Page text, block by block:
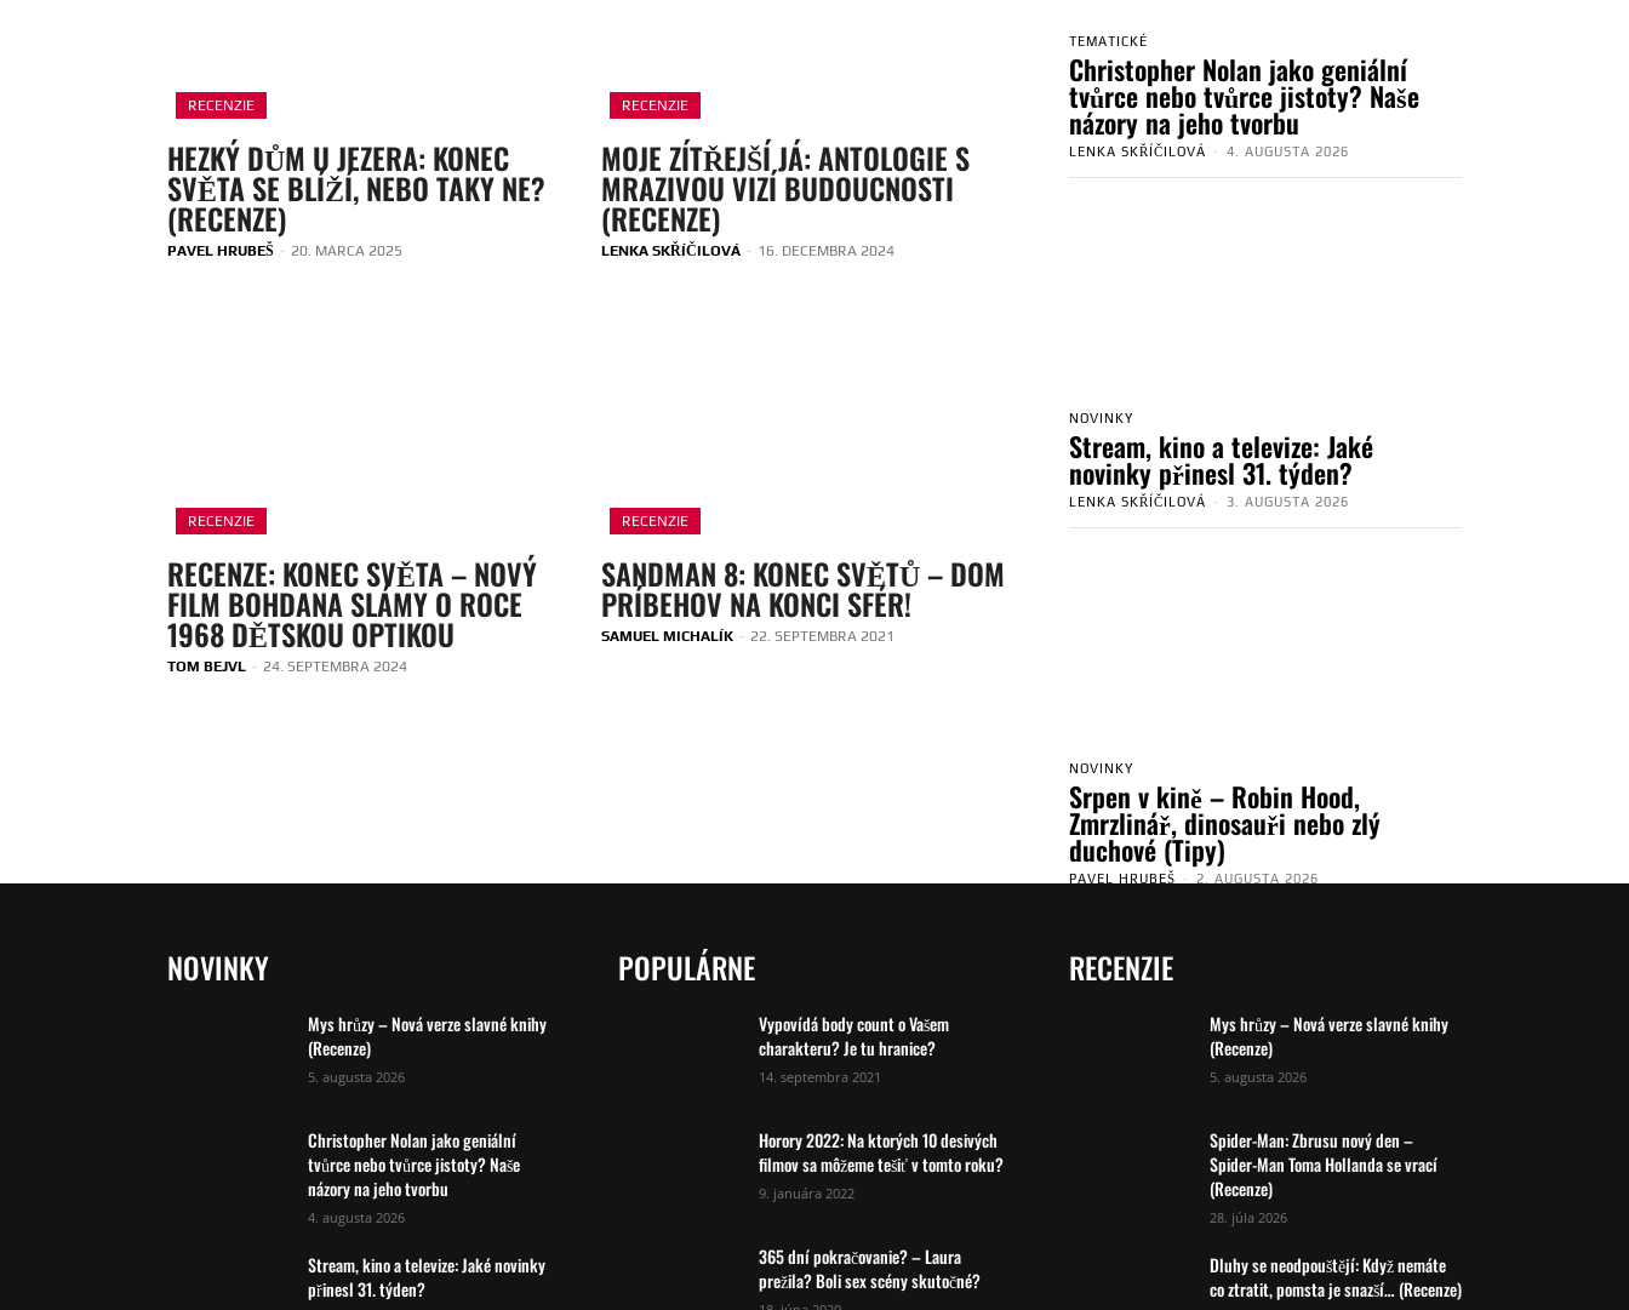
RECENZIE
HEZKÝ DŮM U JEZERA: KONEC
SVĚTA SE BLÍŽÍ, NEBO TAKY NE?
(RECENZE)
PAVEL HRUBEŠ - 20. MARCA 2025
RECENZIE
MOJE ZÍTŘEJŠÍ JÁ: ANTOLOGIE S
MRAZIVOU VIZÍ BUDOUCNOSTI
(RECENZE)
LENKA SKŘÍČILOVÁ - 16. DECEMBRA 2024
RECENZIE
RECENZE: KONEC SVĚTA – NOVÝ
FILM BOHDANA SLÁMY O ROCE
1968 DĚTSKOU OPTIKOU
TOM BEJVL - 24. SEPTEMBRA 2024
RECENZIE
SANDMAN 8: KONEC SVĚTŮ – DOM
PRÍBEHOV NA KONCI SFÉR!
SAMUEL MICHALÍK - 22. SEPTEMBRA 2021
TEMATICKÉ
Christopher Nolan jako geniální
tvůrce nebo tvůrce jistoty? Naše
názory na jeho tvorbu
LENKA SKŘÍČILOVÁ - 4. AUGUSTA 2026
NOVINKY
Stream, kino a televize: Jaké
novinky přinesl 31. týden?
LENKA SKŘÍČILOVÁ - 3. AUGUSTA 2026
NOVINKY
Srpen v kině – Robin Hood,
Zmrzlinář, dinosauři nebo zlý
duchové (Tipy)
PAVEL HRUBEŠ - 2. AUGUSTA 2026
NOVINKY
Mys hrůzy – Nová verze slavné knihy
(Recenze)
5. augusta 2026
Christopher Nolan jako geniální
tvůrce nebo tvůrce jistoty? Naše
názory na jeho tvorbu
4. augusta 2026
Stream, kino a televize: Jaké novinky
přinesl 31. týden?
POPULÁRNE
Vypovídá body count o Vašem
charakteru? Je tu hranice?
14. septembra 2021
Horory 2022: Na ktorých 10 desivých
filmov sa môžeme tešiť v tomto roku?
9. januára 2022
365 dní pokračovanie? – Laura
prežila? Boli sex scény skutočné?
RECENZIE
Mys hrůzy – Nová verze slavné knihy
(Recenze)
5. augusta 2026
Spider-Man: Zbrusu nový den –
Spider-Man Toma Hollanda se vrací
(Recenze)
28. júla 2026
Dluhy se neodpouštějí: Když nemáte
co ztratit, pomsta je snazší… (Recenze)